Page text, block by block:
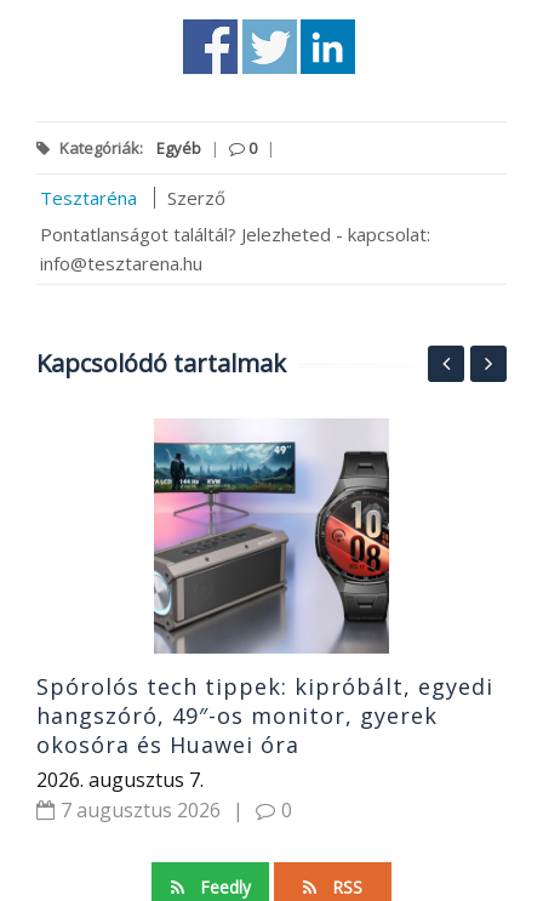
Kategóriák: Egyéb | 0 |
Tesztaréna
Szerző
Pontatlanságot találtál? Jelezheted - kapcsolat:
info@tesztarena.hu
Kapcsolódó tartalmak
Spórolós tech tippek: kipróbált, egyedi
hangszóró, 49″-os monitor, gyerek
okosóra és Huawei óra
2026. augusztus 7.
7 augusztus 2026
| 0
Feedly RSS